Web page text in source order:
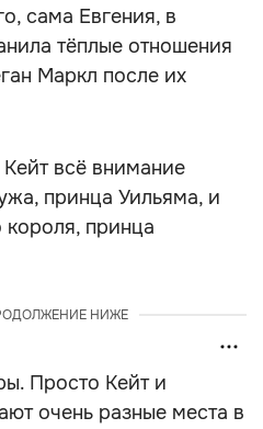
сама Евгения, в
тёплые отношения
Маркл после их
всё внимание
принца Уильяма, и
принца
НИЖЕ
Просто Кейт и
очень разные места в